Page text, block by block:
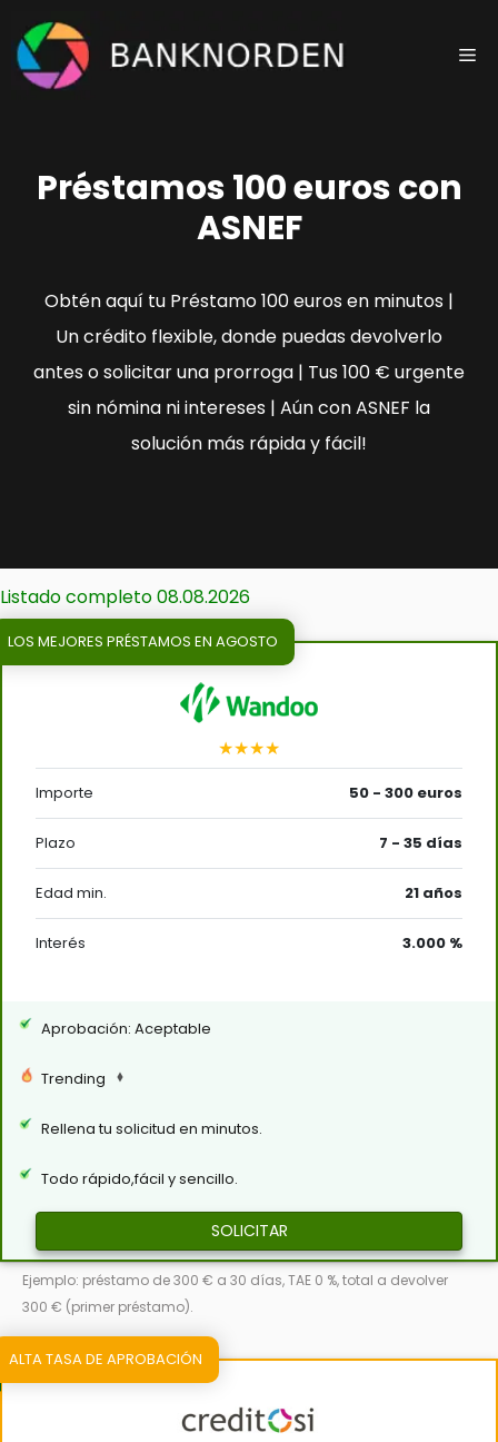
Saltar
contenido
Préstamos 100 euros con
ASNEF
Obtén aquí tu Préstamo 100 euros en minutos |
Un crédito flexible, donde puedas devolverlo
antes o solicitar una prorroga | Tus 100 € urgente
sin nómina ni intereses | Aún con ASNEF la
solución más rápida y fácil!
Listado completo 08.08.2026
LOS MEJORES PRÉSTAMOS EN AGOSTO
★★★★
Importe 50 - 300 euros
Plazo 7 - 35 días
Edad min. 21 años
Interés 3.000 %
Aprobación: Aceptable
Trending
Rellena tu solicitud en minutos.
Todo rápido,fácil y sencillo.
SOLICITAR
Ejemplo: préstamo de 300 € a 30 días, TAE 0 %, total a devolver
300 € (primer préstamo).
ALTA TASA DE APROBACIÓN